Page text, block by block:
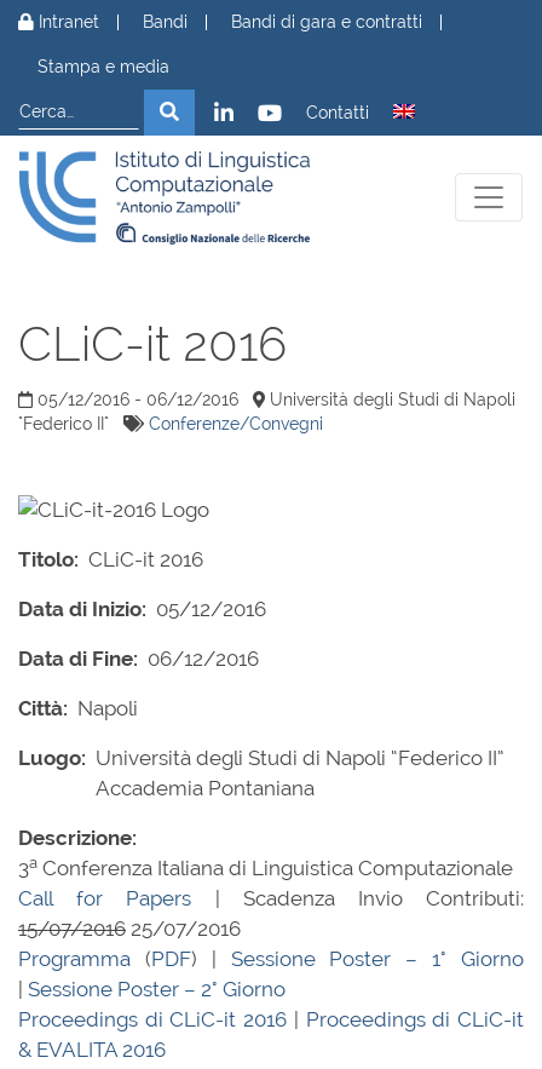
Vai al contenuto
Intranet Bandi Bandi di gara e contratti
Stampa e media
Cerca
Cerca Contatti
CLiC-it 2016
05/12/2016 - 06/12/2016
Università degli Studi di Napoli
"Federico II"
Conferenze/Convegni
Titolo: CLiC-it 2016
Data di Inizio: 05/12/2016
Data di Fine: 06/12/2016
Città: Napoli
Luogo: Università degli Studi di Napoli “Federico II”
Accademia Pontaniana
Descrizione:
3a Conferenza Italiana di Linguistica Computazionale
Call for Papers | Scadenza Invio Contributi:
15/07/2016 25/07/2016
Programma (PDF) | Sessione Poster – 1° Giorno
Sessione Poster – 2° Giorno
Proceedings di CLiC-it 2016
Proceedings di CLiC-it
& EVALITA 2016